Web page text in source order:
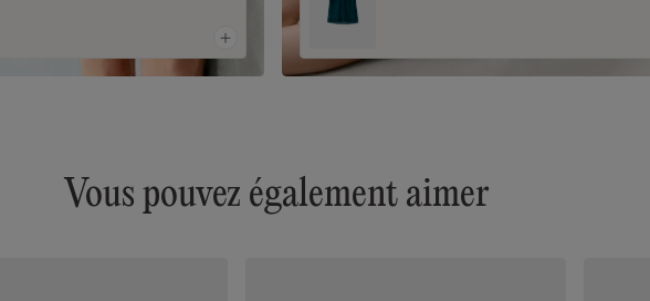
Vous pouvez également aimer